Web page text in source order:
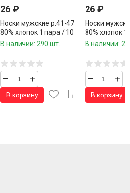
26 ₽
Носки мужские р.41-47
80% хлопок 1 пара / 10
пар в упаковке/
В наличии: 290 шт.
– +
В корзину
26 ₽
Носки
80% хлопок
пар в
В наличии:
– +
В корзину